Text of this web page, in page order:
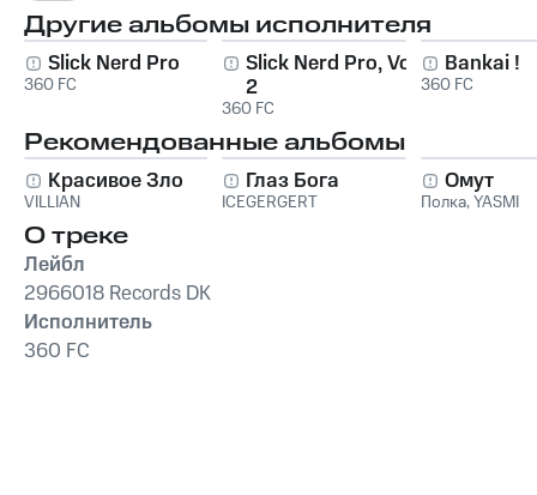
Другие альбомы исполнителя
Slick Nerd Pro
360 FC
Slick Nerd Pro, Vol.
2
360 FC
Bankai !
360 FC
Рекомендованные альбомы
Красивое Зло
VILLIAN
Глаз Бога
ICEGERGERT
Омут
Полка,YASMI
О треке
Лейбл
2966018 Records DK
Исполнитель
360 FC